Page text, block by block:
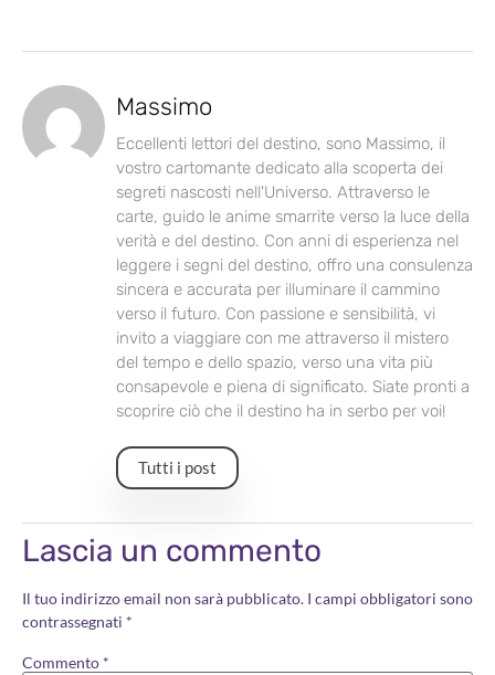
Massimo
Eccellenti lettori del destino, sono Massimo, il
vostro cartomante dedicato alla scoperta dei
segreti nascosti nell'Universo. Attraverso le
carte, guido le anime smarrite verso la luce della
verità e del destino. Con anni di esperienza nel
leggere i segni del destino, offro una consulenza
sincera e accurata per illuminare il cammino
verso il futuro. Con passione e sensibilità, vi
invito a viaggiare con me attraverso il mistero
del tempo e dello spazio, verso una vita più
consapevole e piena di significato. Siate pronti a
scoprire ciò che il destino ha in serbo per voi!
Tutti i post
Lascia un commento
Il tuo indirizzo email non sarà pubblicato. I campi obbligatori sono
contrassegnati *
Commento *